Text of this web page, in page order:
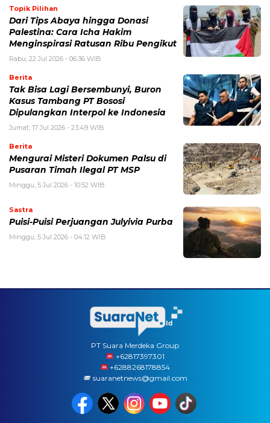
Topik Pilihan
Dari Tips Abaya hingga Donasi
Palestina: Cara Icha Hakim
Menginspirasi Ratusan Ribu Pengikut
Rabu, 22 Jul 2026 - 06:36 WIB
Berita
Tak Bisa Lagi Bersembunyi, Buron
Kasus Tambang PT Bososi
Dipulangkan Interpol ke Indonesia
Jumat, 17 Jul 2026 - 23:49 WIB
Berita
Mengurai Misteri Dokumen Palsu di
Pusaran Timah Ilegal PT MSP
Minggu, 5 Jul 2026 - 10:52 WIB
Sastra
Puisi-Puisi Perjuangan Julyivia Purba
Minggu, 5 Jul 2026 - 04:12 WIB
PT Suara Merdeka Group
‪+62817397301
+6288268178854
suaranetnews@gmail.com